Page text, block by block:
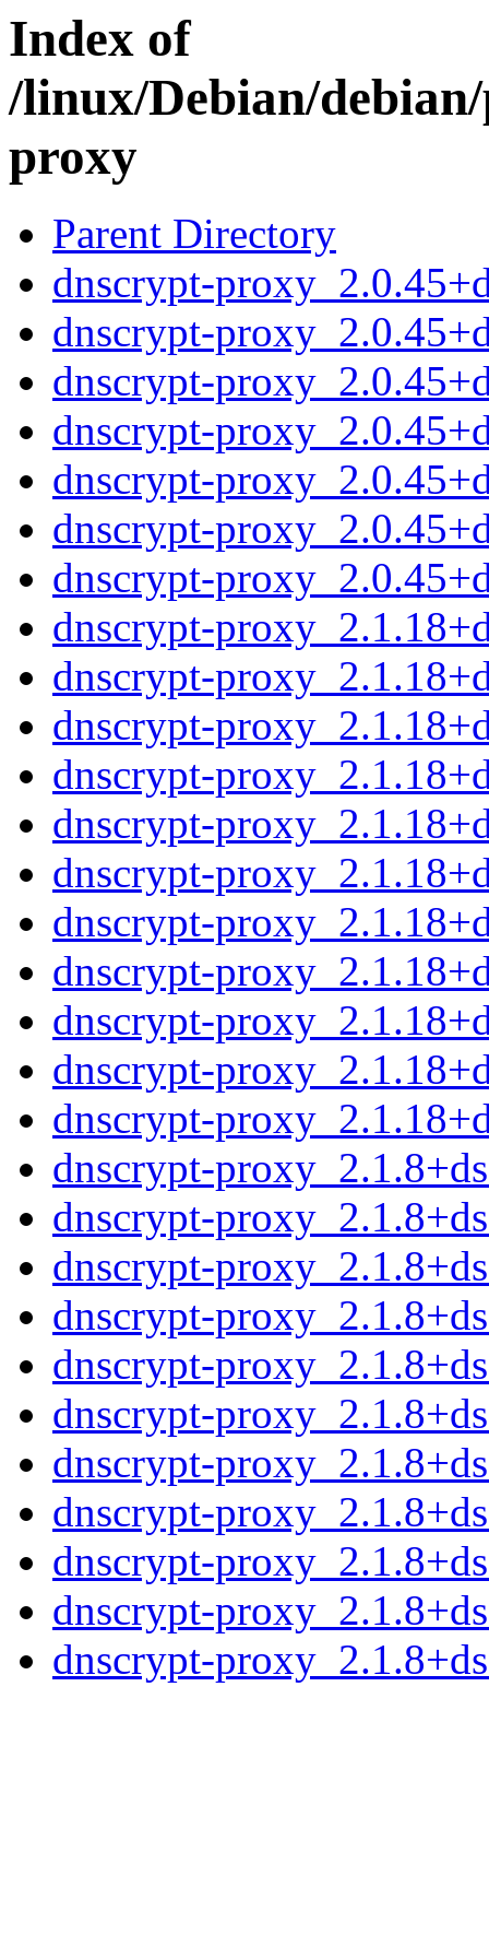
Index of
/linux/Debian/
proxy
Parent Directory
dnscrypt-
dnscrypt-
dnscrypt-
dnscrypt-
dnscrypt-
dnscrypt-
dnscrypt-
dnscrypt-
dnscrypt-
dnscrypt-
dnscrypt-
dnscrypt-
dnscrypt-
dnscrypt-
dnscrypt-
dnscrypt-
dnscrypt-
dnscrypt-
dnscrypt-
dnscrypt-
dnscrypt-
dnscrypt-
dnscrypt-
dnscrypt-
dnscrypt-
dnscrypt-
dnscrypt-
dnscrypt-
dnscrypt-